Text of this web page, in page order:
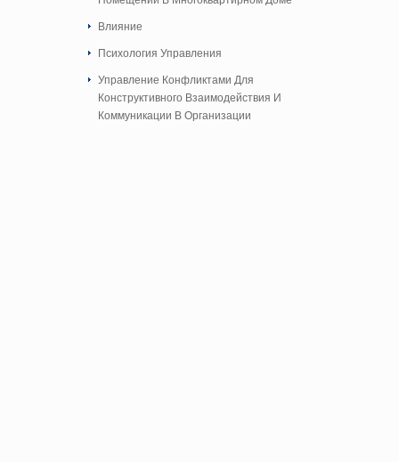
Влияние
Психология Управления
Управление Конфликтами Для
Конструктивного Взаимодействия И
Коммуникации В Организации